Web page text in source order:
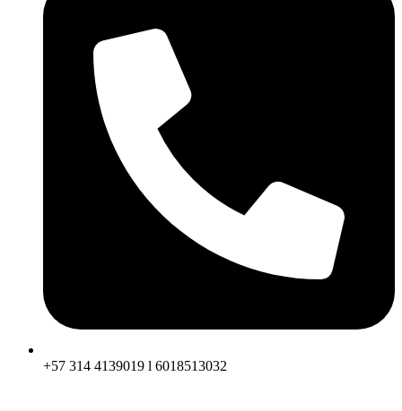
+57 314 4139019 l 6018513032